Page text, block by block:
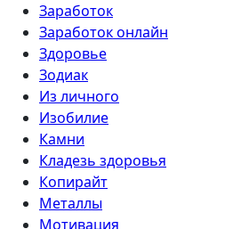
Заработок
Заработок онлайн
Здоровье
Зодиак
Из личного
Изобилие
Камни
Кладезь здоровья
Копирайт
Металлы
Мотивация